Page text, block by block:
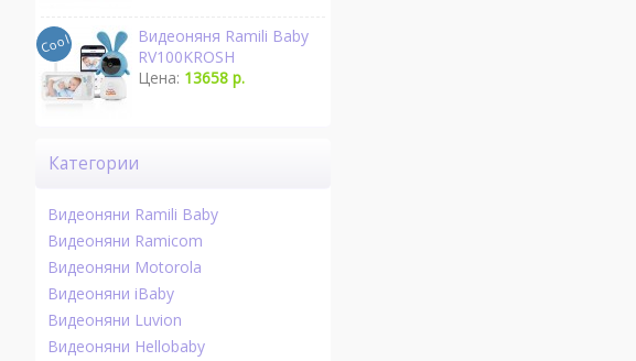
Видеоняня Ramili Baby
RV100KROSH
Цена: 13658 р.
Категории
Видеоняни Ramili Baby
Видеоняни Ramicom
Видеоняни Motorola
Видеоняни iBaby
Видеоняни Luvion
Видеоняни Hellobaby